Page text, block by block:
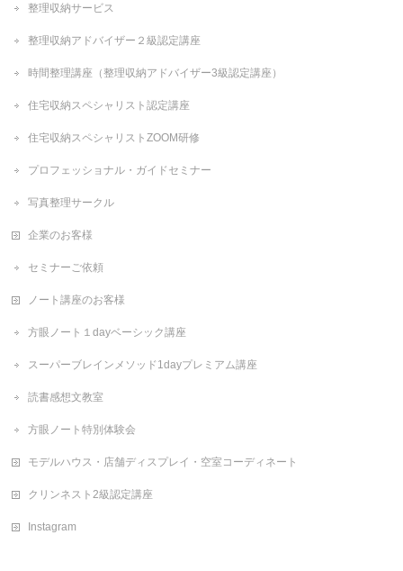
整理収納サービス
整理収納アドバイザー２級認定講座
時間整理講座（整理収納アドバイザー3級認定講座）
住宅収納スペシャリスト認定講座
住宅収納スペシャリストZOOM研修
プロフェッショナル・ガイドセミナー
写真整理サークル
企業のお客様
セミナーご依頼
ノート講座のお客様
方眼ノート１dayベーシック講座
スーパーブレインメソッド1dayプレミアム講座
読書感想文教室
方眼ノート特別体験会
モデルハウス・店舗ディスプレイ・空室コーディネート
クリンネスト2級認定講座
Instagram